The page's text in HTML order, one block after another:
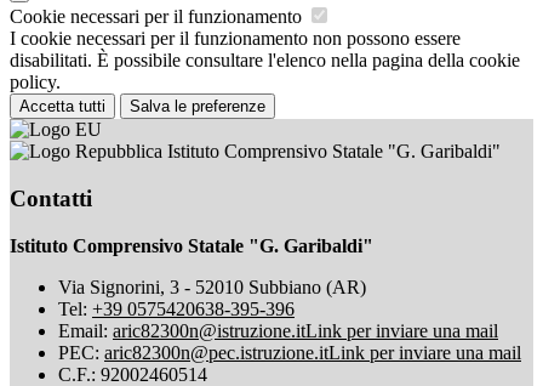
Cookie necessari per il funzionamento
I cookie necessari per il funzionamento non possono essere
disabilitati. È possibile consultare l'elenco nella pagina della cookie
policy.
Accetta tutti Salva le preferenze
Istituto Comprensivo Statale "G. Garibaldi"
Contatti
Istituto Comprensivo Statale "G. Garibaldi"
Via Signorini, 3 - 52010 Subbiano (AR)
Tel: +39 0575420638-395-396
Email: aric82300n@istruzione.itLink per inviare una mail
PEC: aric82300n@pec.istruzione.itLink per inviare una mail
C.F.: 92002460514